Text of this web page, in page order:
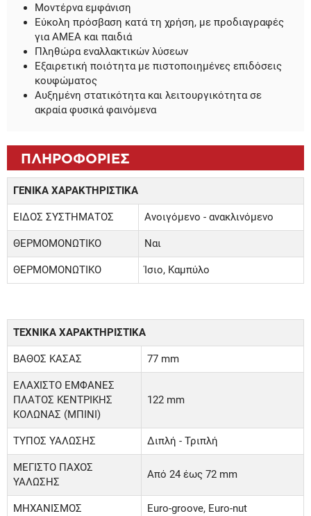
Μοντέρνα εμφάνιση
Εύκολη πρόσβαση κατά τη χρήση, με προδιαγραφές
για ΑΜΕΑ και παιδιά
Πληθώρα εναλλακτικών λύσεων
Εξαιρετική ποιότητα με πιστοποιημένες επιδόσεις
κουφώματος
Αυξημένη στατικότητα και λειτουργικότητα σε
ακραία φυσικά φαινόμενα
ΠΛΗΡΟΦΟΡΙΕΣ
ΓΕΝΙΚΑ ΧΑΡΑΚΤΗΡΙΣΤΙΚΑ
ΕΙΔΟΣ ΣΥΣΤΗΜΑΤΟΣ Ανοιγόμενο - ανακλινόμενο
ΘΕΡΜΟΜΟΝΩΤΙΚΟ Ναι
ΘΕΡΜΟΜΟΝΩΤΙΚΟ Ίσιο, Καμπύλο
ΤΕΧΝΙΚΑ ΧΑΡΑΚΤΗΡΙΣΤΙΚΑ
ΒΑΘΟΣ ΚΑΣΑΣ 77 mm
ΕΛΑΧΙΣΤΟ ΕΜΦΑΝΕΣ
ΠΛΑΤΟΣ ΚΕΝΤΡΙΚΗΣ
ΚΟΛΩΝΑΣ (ΜΠΙΝΙ)
122 mm
ΤΥΠΟΣ ΥΑΛΩΣΗΣ Διπλή - Τριπλή
ΜΕΓΙΣΤΟ ΠΑΧΟΣ
ΥΑΛΩΣΗΣ
Από 24 έως 72 mm
ΜΗΧΑΝΙΣΜΟΣ Euro-groove, Euro-nut